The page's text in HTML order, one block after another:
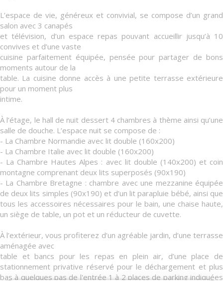
L’espace de vie, généreux et convivial, se compose d’un grand
salon avec 3 canapés
et télévision, d’un espace repas pouvant accueillir jusqu’à 10
convives et d’une vaste
cuisine parfaitement équipée, pensée pour partager de bons
moments autour de la
table. La cuisine donne accès à une petite terrasse extérieure
pour un moment plus
intime.
À l’étage, le hall de nuit dessert 4 chambres à thème ainsi qu’une
salle de douche. L’espace nuit se compose de :
- La Chambre Normandie avec lit double (160x200)
- La Chambre Italie avec lit double (160x200)
- La Chambre Hautes Alpes : avec lit double (140x200) et coin
montagne comprenant deux lits superposés (90x190)
- La Chambre Bretagne : chambre avec une mezzanine équipée
de deux lits simples (90x190) et d’un lit parapluie bébé, ainsi que
tous les accessoires nécessaires pour le bain, une chaise haute,
un siège de table, un pot et un réducteur de cuvette.
À l’extérieur, vous profiterez d’un agréable jardin, d’une terrasse
aménagée avec
table et bancs pour les repas en plein air, d’une place de
stationnement privative réservé pour le déchargement et plus
bas à quelques pas de l'entrée 1 à 2 places de parking indiquées